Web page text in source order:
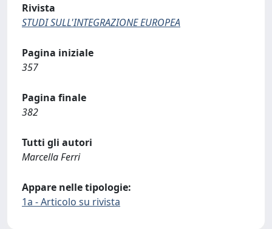
Rivista
STUDI SULL'INTEGRAZIONE EUROPEA
Pagina iniziale
357
Pagina finale
382
Tutti gli autori
Marcella Ferri
Appare nelle tipologie:
1a - Articolo su rivista